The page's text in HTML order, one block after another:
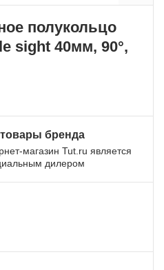
полукольцо
sight 40мм, 90°,
бренда
магазин Tut.ru является
дилером